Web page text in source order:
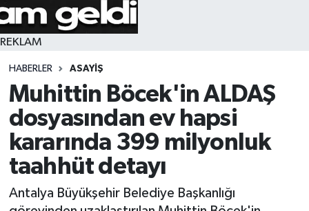
REKLAM
HABERLER ASAYIŞ
Muhittin Böcek'in ALDAŞ
dosyasından ev hapsi
kararında 399 milyonluk
taahhüt detayı
Antalya Büyükşehir Belediye Başkanlığı